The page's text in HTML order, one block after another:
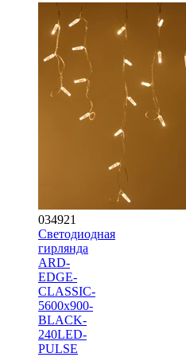
034921
Светодиодная
гирлянда
ARD-
EDGE-
CLASSIC-
5600x900-
BLACK-
240LED-
PULSE